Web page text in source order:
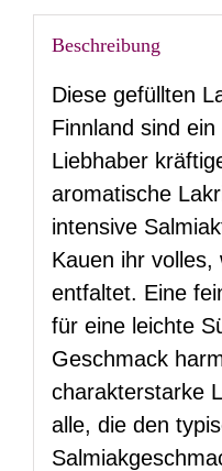
Beschreibung
Diese gefüllten
Finnland sind
Liebhaber
aromatische
intensive
Kauen ihr volles,
entfaltet. Eine
für eine leichte
Geschmack
charakterstarke
alle, die den